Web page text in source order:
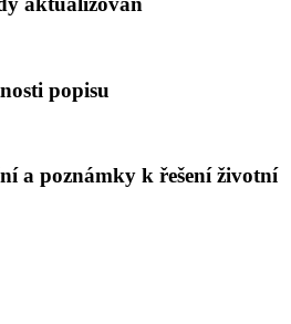
popisu
a poznámky k řešení životní